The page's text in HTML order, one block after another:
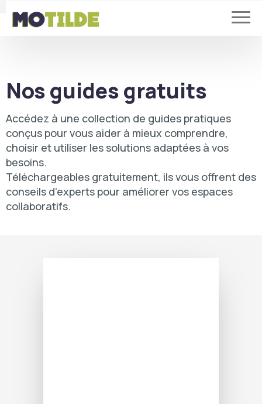
Nos guides gratuits
Accédez à une collection de guides pratiques
conçus pour vous aider à mieux comprendre,
choisir et utiliser les solutions adaptées à vos
besoins.
Téléchargeables gratuitement, ils vous offrent des
conseils d’experts pour améliorer vos espaces
collaboratifs.